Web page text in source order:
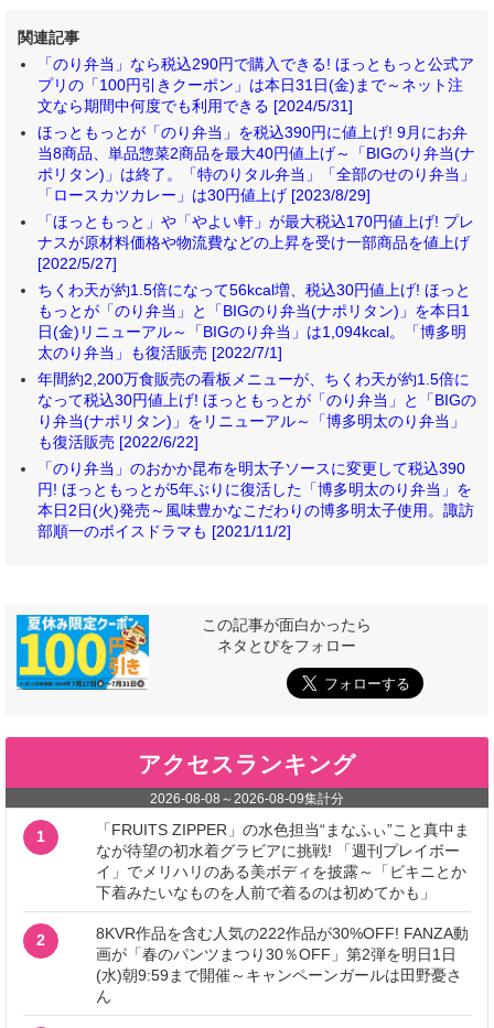
関連記事
「のり弁当」なら税込290円で購入できる! ほっともっと公式ア
プリの「100円引きクーポン」は本日31日(金)まで～ネット注
文なら期間中何度でも利用できる [2024/5/31]
ほっともっとが「のり弁当」を税込390円に値上げ! 9月にお弁
当8商品、単品惣菜2商品を最大40円値上げ～「BIGのり弁当(ナ
ポリタン)」は終了。「特のりタル弁当」「全部のせのり弁当」
「ロースカツカレー」は30円値上げ [2023/8/29]
「ほっともっと」や「やよい軒」が最大税込170円値上げ! プレ
ナスが原材料価格や物流費などの上昇を受け一部商品を値上げ
[2022/5/27]
ちくわ天が約1.5倍になって56kcal増、税込30円値上げ! ほっと
もっとが「のり弁当」と「BIGのり弁当(ナポリタン)」を本日1
日(金)リニューアル～「BIGのり弁当」は1,094kcal。「博多明
太のり弁当」も復活販売 [2022/7/1]
年間約2,200万食販売の看板メニューが、ちくわ天が約1.5倍に
なって税込30円値上げ! ほっともっとが「のり弁当」と「BIGの
り弁当(ナポリタン)」をリニューアル～「博多明太のり弁当」
も復活販売 [2022/6/22]
「のり弁当」のおかか昆布を明太子ソースに変更して税込390
円! ほっともっとが5年ぶりに復活した「博多明太のり弁当」を
本日2日(火)発売～風味豊かなこだわりの博多明太子使用。諏訪
部順一のボイスドラマも [2021/11/2]
この記事が面白かったら
ネタとぴをフォロー
アクセスランキング
2026-08-08 ～2026-08-09集計分
1
「FRUITS ZIPPER」の水色担当“まなふぃ”こと真中ま
なが待望の初水着グラビアに挑戦! 「週刊プレイボー
イ」でメリハリのある美ボディを披露～「ビキニとか
下着みたいなものを人前で着るのは初めてかも」
2
8KVR作品を含む人気の222作品が30%OFF! FANZA動
画が「春のパンツまつり30％OFF」第2弾を明日1日
(水)朝9:59まで開催～キャンペーンガールは田野憂さ
ん